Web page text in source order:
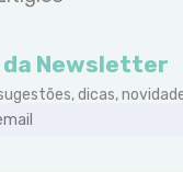
Newsletter
dicas,